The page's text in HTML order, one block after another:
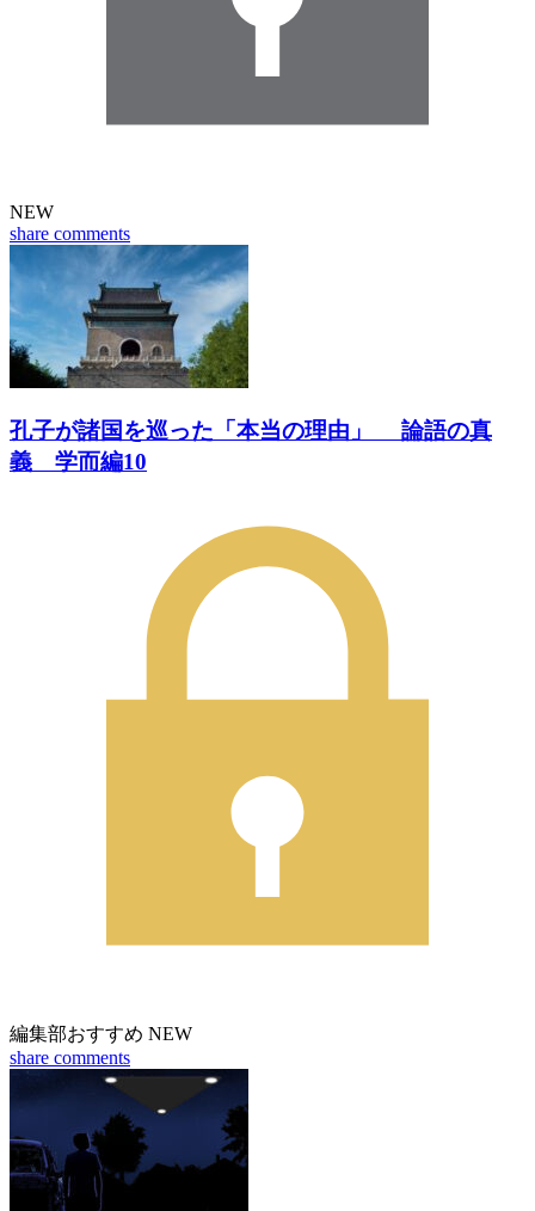
NEW
share comments
孔子が諸国を巡った「本当の理由」 論語の真
義 学而編10
編集部おすすめ NEW
share comments